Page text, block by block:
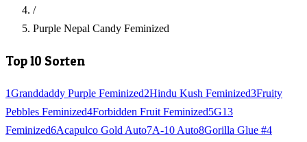
/
Purple Nepal Candy Feminized
Top 10 Sorten
1Granddaddy Purple Feminized2Hindu Kush Feminized3Fruity
Pebbles Feminized4Forbidden Fruit Feminized5G13
Feminized6Acapulco Gold Auto7A-10 Auto8Gorilla Glue #4